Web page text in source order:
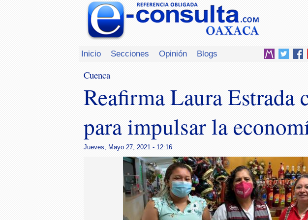
Inicio Secciones Opinión Blogs
Cuenca
Reafirma Laura Estrada
para impulsar la
Jueves, Mayo 27, 2021 - 12:16